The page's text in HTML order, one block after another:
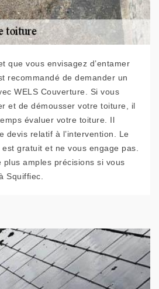
que vous envisagez d’entamer
recommandé de demander un
WELS Couverture. Si vous
et de démousser votre toiture, il
évaluer votre toiture. Il
devis relatif à l’intervention. Le
gratuit et ne vous engage pas.
amples précisions si vous
Squiffiec.